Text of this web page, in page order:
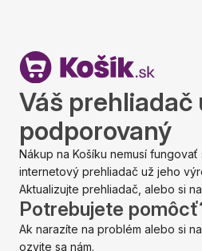
Váš prehliadač
podporovaný
Nákup na Košíku nemusí
internetový prehliadač už jeho
Aktualizujte prehliadač, alebo si
Potrebujete
Ak narazíte na problém alebo si
ozvite sa nám.